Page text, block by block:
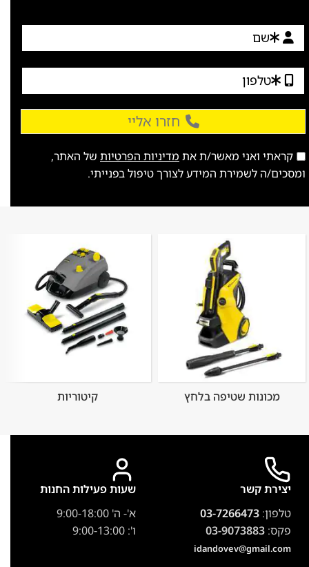
חזרו אליי
קראתי ואני מאשר/ת את מדיניות הפרטיות של האתר,
ומסכים/ה לשמירת המידע לצורך טיפול בפנייתי.
מכונות שטיפה בלחץ קיטוריות
יצירת קשר
טלפון:03-7266473
פקס:03-9073883
idandovev@gmail.com
שעות פעילות החנות
א'- ה' 9:00-18:00
ו': 9:00-13:00